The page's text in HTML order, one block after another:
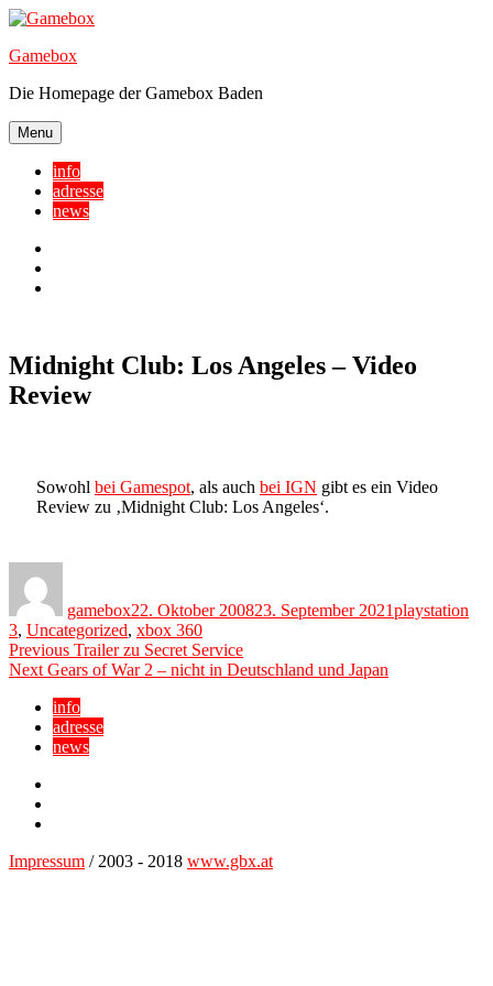
Skip
content
Gamebox
Die Homepage der Gamebox Baden
Menu
info
adresse
news
Midnight Club: Los Angeles – Video
Review
Sowohl bei Gamespot, als auch bei IGN gibt es ein Video
Review zu ‚Midnight Club: Los Angeles‘.
gamebox22. Oktober 200823. September 2021playstation
3, Uncategorized, xbox 360
Beitragsnavigation
Previous Previous
post:
Trailer zu Secret Service
Next Next
Gears of War 2 – nicht in Deutschland und Japan
info
adresse
news
Impressum / 2003 - 2018 www.gbx.at